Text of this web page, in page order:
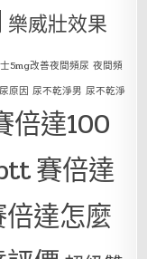
樂威壯效果
5mg改善夜間頻尿 夜間頻
原因 尿不乾淨男 尿不乾淨
倍達100
賽倍達
達怎麼